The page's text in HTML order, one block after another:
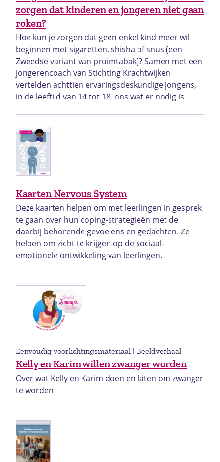
zorgen dat kinderen en jongeren niet gaan
roken?
Hoe kun je zorgen dat geen enkel kind meer wil
beginnen met sigaretten, shisha of snus (een
Zweedse variant van pruimtabak)? Samen met een
jongerencoach van Stichting Krachtwijken
vertelden achttien ervaringsdeskundige jongens,
in de leeftijd van 14 tot 18, ons wat er nodig is.
Kaarten Nervous System
Deze kaarten helpen om met leerlingen in gesprek
te gaan over hun coping-strategieën met de
daarbij behorende gevoelens en gedachten. Ze
helpen om zicht te krijgen op de sociaal-
emotionele ontwikkeling van leerlingen.
Kelly en Karim willen zwanger worden
Eenvoudig voorlichtingsmateriaal | Beeldverhaal
Over wat Kelly en Karim doen en laten om zwanger
te worden